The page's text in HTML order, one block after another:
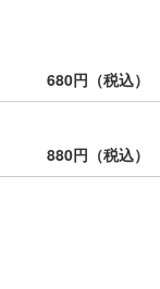
680円（税込）
880円（税込）